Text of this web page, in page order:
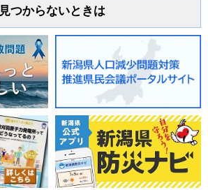
見つからないときは